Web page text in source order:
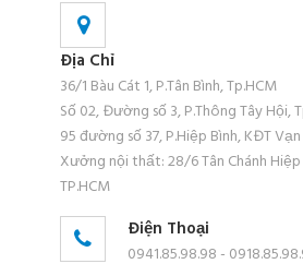
Địa Chỉ
36/1 Bàu Cát 1, P.Tân Bình, Tp.HCM
Số 02, Đường số 3, P.Thông Tây Hội,
95 đường số 37, P.Hiệp Bình, KĐT
Xưởng nội thất: 28/6 Tân Chánh Hiệp
TP.HCM
Điện Thoại
0941.85.98.98 -